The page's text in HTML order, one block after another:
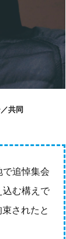
共同
追悼集会
込む構えで
されたと